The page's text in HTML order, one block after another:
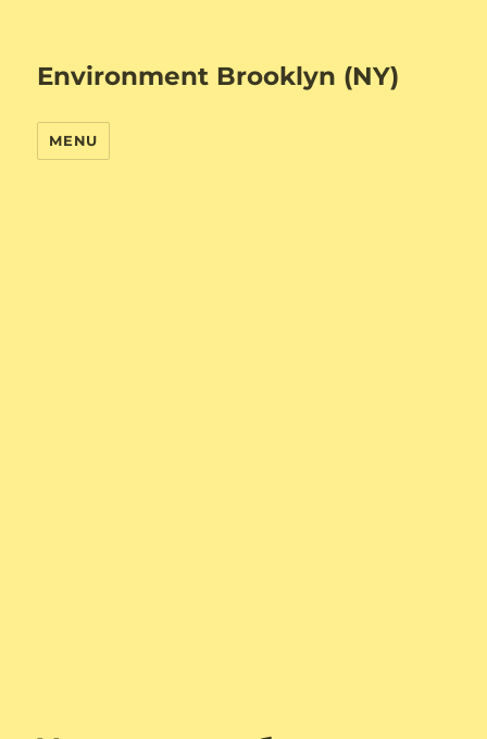
Environment Brooklyn (NY)
MENU